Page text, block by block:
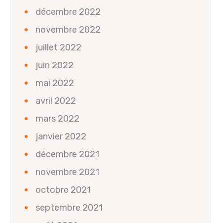
décembre 2022
novembre 2022
juillet 2022
juin 2022
mai 2022
avril 2022
mars 2022
janvier 2022
décembre 2021
novembre 2021
octobre 2021
septembre 2021